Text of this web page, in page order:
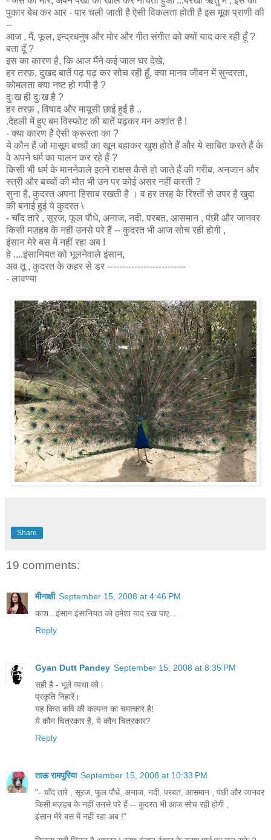
पुकार बेध कर आर - पार चली जाती है ऐसी विकलता होती है इस मूक प्राणी की
--
आज , मैं, फूल, इन्द्रधनुष और मोर और गीत संगीत को क्यों याद कर रही हूँ ?
बता दूँ ?
इस का कारण है, कि आज मैंने कई जाल घर देखे,
हर तरफ़, दुखद बातें पढ़ पढ़ कर सोच रही हूँ, क्या मानव जीवन में सुन्दरता,
कोमलता क्या नष्ट हो गयी है ?
दुःख ही दुःख है ?
हर तरफ़ , विषाद और मायूसी छाई हुई है ..
.देहली में हुए बम विस्फोट की बातें पढ़कर मन अशांत है !
- क्या कारण है ऐसी क्रूरता का ?
ये कौन हैं जो मासूम बच्चों का खून बहाकर खुश होते हैं और ये साबित करते हैं के
वे अपने धर्म का पालन कर रहे हैं ?
किसी भी धर्म के माननेवाले इतने राक्षस कैसे हो जाते हैं की गरीब, अनजान और
स्त्री और बच्चों की मौत भी उन पर कोई असर नहीं करती ?
सुना है, कुदरत अपना हिसाब रखती है । व हर तरह के रिश्तों से उपर है खुदा
की बनाई हुई ये कुदरत \
- चाँद तारे , सूरज, फूल पौधे, अनाज, नदी, परबत, आसमान , पंछी और जानवर
किसी मज़हब के नहीं उनसे परे हैं -- कुदरत भी आज सोच रही होगी ,
इंसान मेरे बस में नहीं रहा अब !
हे ....इंसानियत को भूलनेवाले इंसान,
अब तू , कुदरत के कहर से डर --------------------------
- लावण्या
Share
19 comments:
मीनाक्षी September 15, 2008 at 4:46 PM
काश...इंसान इंसानियत को हमेशा याद रख पाए...
Reply
Gyan Dutt Pandey September 15, 2008 at 8:35 PM
सही है - भूले व्यथा को।
प्रकृति निहारें।
यह किस कवि की कल्पना का चमत्कार है!
ये कौन चित्रकार है, ये कौन चित्रकार?
Reply
ताऊ रामपुरिया September 15, 2008 at 10:33 PM
"- चाँद तारे , सूरज, फूल पौधे, अनाज, नदी, परबत, आसमान , पंछी और जानवर
किसी मज़हब के नहीं उनसे परे हैं -- कुदरत भी आज सोच रही होगी ,
इंसान मेरे बस में नहीं रहा अब !"